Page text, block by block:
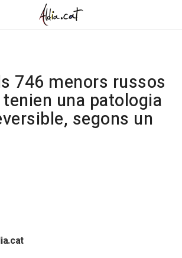
746 menors russos
una patologia
segons un